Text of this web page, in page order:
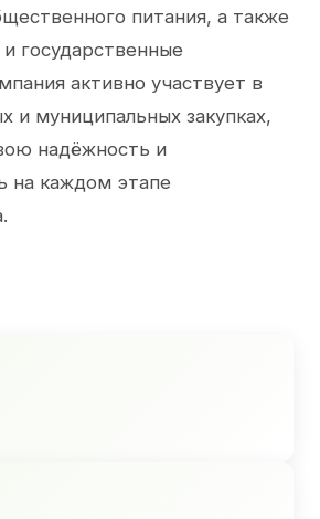
питания, а также
государственные
активно участвует в
и муниципальных закупках,
надёжность и
на каждом этапе